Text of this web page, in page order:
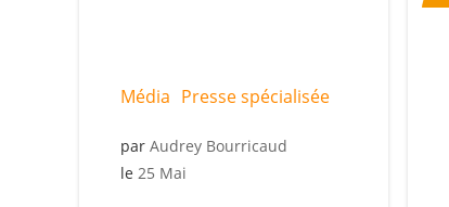
Média Presse spécialisée
par Audrey Bourricaud
le 25 Mai